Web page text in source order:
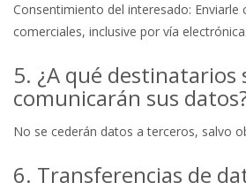
Consentimiento del interesado: Enviarle
comerciales, inclusive por vía electrónica.
5. ¿A qué destinatarios
comunicarán sus
No se cederán datos a terceros, salvo
6. Transferencias de